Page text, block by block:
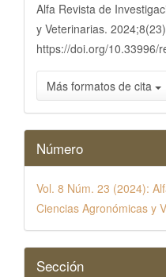
Alfa Revista de
y Veterinarias.
https://doi.org/10.33996/
Más formatos de cita
Número
Vol. 8 Núm. 23 (2024):
Ciencias Agronómicas y
Sección